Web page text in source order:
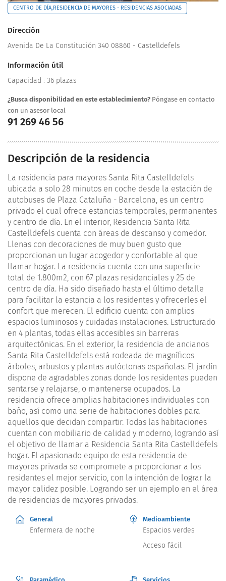
CENTRO DE DÍA,RESIDENCIA DE MAYORES - RESIDENCIAS ASOCIADAS
Dirección
Avenida De La Constitución 340 08860 - Castelldefels
Información útil
Capacidad : 36 plazas
¿Busca disponibilidad en este establecimiento? Póngase en contacto
con un asesor local
91 269 46 56
Descripción de la residencia
La residencia para mayores Santa Rita Castelldefels
ubicada a solo 28 minutos en coche desde la estación de
autobuses de Plaza Cataluña - Barcelona, es un centro
privado el cual ofrece estancias temporales, permanentes
y centro de día. En el interior, Residencia Santa Rita
Castelldefels cuenta con áreas de descanso y comedor.
Llenas con decoraciones de muy buen gusto que
proporcionan un lugar acogedor y confortable al que
llamar hogar. La residencia cuenta con una superficie
total de 1.800m2, con 67 plazas residenciales y 25 de
centro de día. Ha sido diseñado hasta el último detalle
para facilitar la estancia a los residentes y ofrecerles el
confort que merecen. El edificio cuenta con amplios
espacios luminosos y cuidadas instalaciones. Estructurado
en 4 plantas, todas ellas accesibles sin barreras
arquitectónicas. En el exterior, la residencia de ancianos
Santa Rita Castelldefels está rodeada de magníficos
árboles, arbustos y plantas autóctonas españolas. El jardín
dispone de agradables zonas donde los residentes pueden
sentarse y relajarse, o mantenerse ocupados. La
residencia ofrece amplias habitaciones individuales con
baño, así como una serie de habitaciones dobles para
aquellos que decidan compartir. Todas las habitaciones
cuentan con mobiliario de calidad y moderno, logrando así
el objetivo de llamar a Residencia Santa Rita Castelldefels
hogar. El apasionado equipo de esta residencia de
mayores privada se compromete a proporcionar a los
residentes el mejor servicio, con la intención de lograr la
mayor calidez posible. Logrando ser un ejemplo en el área
de residencias de mayores privadas.
General
Enfermera de noche
Medioambiente
Espacios verdes
Acceso fácil